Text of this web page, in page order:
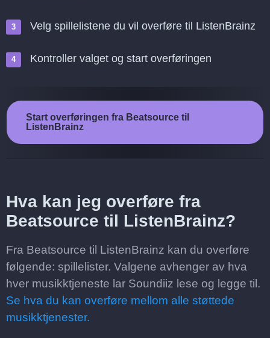
Velg spillelistene du vil overføre til ListenBrainz
Kontroller valget og start overføringen
Start overføringen fra Beatsource til
ListenBrainz
Hva kan jeg overføre fra
Beatsource til ListenBrainz?
Fra Beatsource til ListenBrainz kan du overføre
følgende: spillelister. Valgene avhenger av hva
hver musikktjeneste lar Soundiiz lese og legge til.
Se hva du kan overføre mellom alle støttede
musikktjenester.